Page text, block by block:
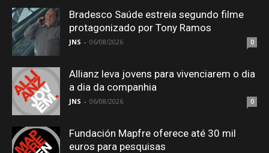
Bradesco Saúde estreia segundo filme
protagonizado por Tony Ramos
JNS - 06/08/2026 0
Allianz leva jovens para vivenciarem o dia
a dia da companhia
JNS - 06/08/2026 0
Fundación Mapfre oferece até 30 mil
euros para pesquisas